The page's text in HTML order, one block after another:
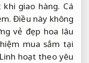
giao hàng. Cá
Điều này không
vẻ đẹp hoa lâu
mua sắm tại
Linh hoạt theo yêu